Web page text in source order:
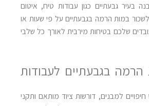
בעיר גבעתיים כגון עבודות טיח, איטום
במות הרמה בגבעתיים על פי שעות או
שלכם בטיחות מירבית לאורך כל שלבי
בגבעתיים לעבודות
חיפויים למבנים, דורשות ציוד מותאם ותקני